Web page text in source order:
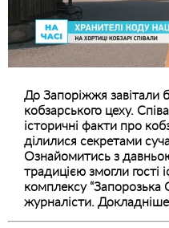
До Запоріжжя завітали
кобзарського цеху.
історичні факти про
ділилися секретами
Ознайомитись з
традицією змогли гості
комплексу “Запорозька
журналісти. Докладніше